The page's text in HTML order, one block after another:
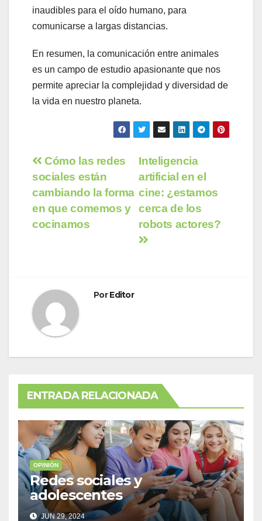
inaudibles para el oído humano, para
comunicarse a largas distancias.
En resumen, la comunicación entre animales
es un campo de estudio apasionante que nos
permite apreciar la complejidad y diversidad de
la vida en nuestro planeta.
Navegación
de
entradas
Inteligencia
artificial en el
cine: ¿estamos
cerca de los
robots actores?
Cómo las redes
sociales están
cambiando la forma
en que comemos y
cocinamos
PorEditor
ENTRADA RELACIONADA
OPINIÓN
Redes sociales y
adolescentes
JUN 29, 2024